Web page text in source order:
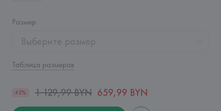
Размер:
Выберите размер
Таблица размеров
42% 1 129,99 BYN 659,99 BYN